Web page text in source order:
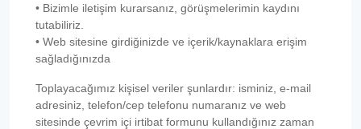
• Bizimle iletişim kurarsanız, görüşmelerimin kaydını
tutabiliriz.
• Web sitesine girdiğinizde ve içerik/kaynaklara erişim
sağladığınızda
Toplayacağımız kişisel veriler şunlardır: isminiz, e-mail
adresiniz, telefon/cep telefonu numaranız ve web
sitesinde çevrim içi irtibat formunu kullandığınız zaman